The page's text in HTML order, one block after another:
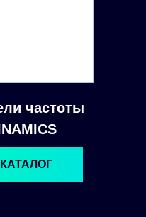
частоты